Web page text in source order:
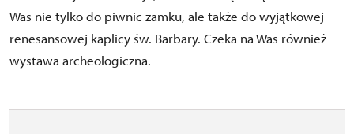
Was nie tylko do piwnic zamku, ale także do wyjątkowej
renesansowej kaplicy św. Barbary. Czeka na Was również
wystawa archeologiczna.